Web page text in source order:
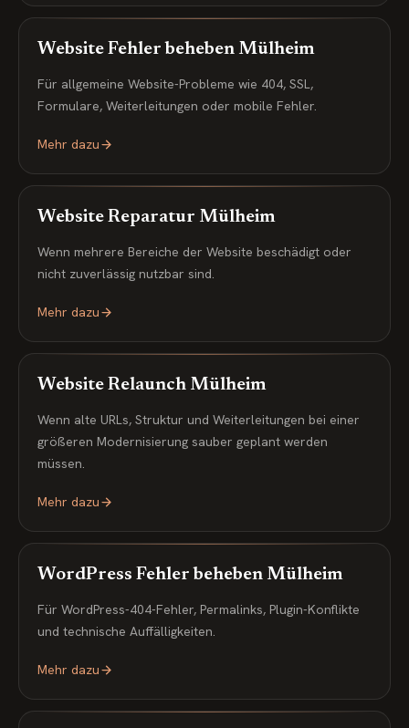
Website Fehler beheben Mülheim
Für allgemeine Website-Probleme wie 404, SSL,
Formulare, Weiterleitungen oder mobile Fehler.
Mehr dazu
Website Reparatur Mülheim
Wenn mehrere Bereiche der Website beschädigt oder
nicht zuverlässig nutzbar sind.
Mehr dazu
Website Relaunch Mülheim
Wenn alte URLs, Struktur und Weiterleitungen bei einer
größeren Modernisierung sauber geplant werden
müssen.
Mehr dazu
WordPress Fehler beheben Mülheim
Für WordPress-404-Fehler, Permalinks, Plugin-Konflikte
und technische Auffälligkeiten.
Mehr dazu